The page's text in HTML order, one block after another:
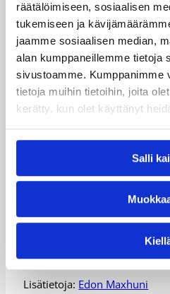
räätälöimiseen, sosiaalisen
tukemiseen ja
jaamme sosiaalisen median,
alan kumppaneillemme tietoja
sivustoamme. Kumppanimme
tietoja muihin tietoihin, joita
kerätty, kun olet käyttänyt
Salli
– Susijengiin pääsy on ollut jo
on aika lähteä toteuttamaan
pitää ansaita kutsu rinkiin,
jätkien kanssa ja taistella
Kysyessä unelmista ja
rimansa korkealle – aivan
käsiksi ja siitä eteenpäin
muualle. Totta kai NBA on se
paljon työntekoa, mutta olen
kroppani likoon sen eteen.
HBA-Märsky pelaa
torstaina 2.2. Munkkiniemen
Poikia vastaan.
Lisätietoja: Edon Maxhuni